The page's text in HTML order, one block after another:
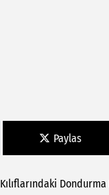
Paylas
Kılıflarındaki Dondurma